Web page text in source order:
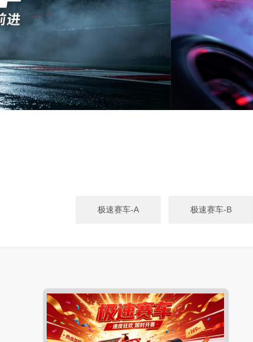
极速赛车-A 极速赛车-B